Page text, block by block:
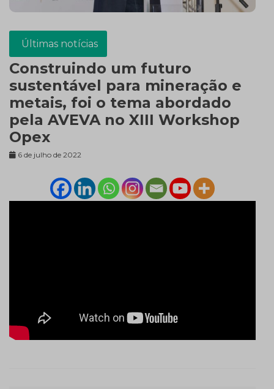
Últimas notícias
Construindo um futuro
sustentável para mineração e
metais, foi o tema abordado
pela AVEVA no XIII Workshop
Opex
6 de julho de 2022